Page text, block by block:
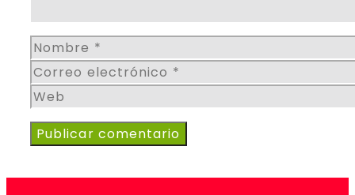
Nombre
Correo
electrónico
Web